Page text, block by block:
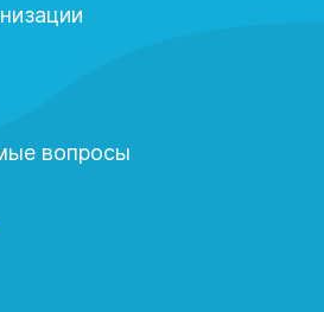
вопросы